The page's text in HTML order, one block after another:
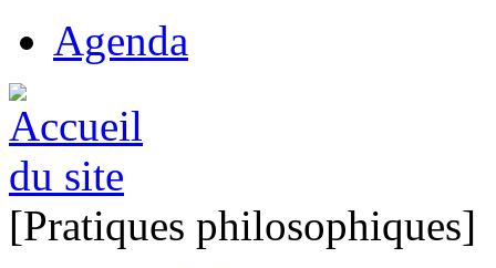
Agenda
[Pratiques philosophiques]